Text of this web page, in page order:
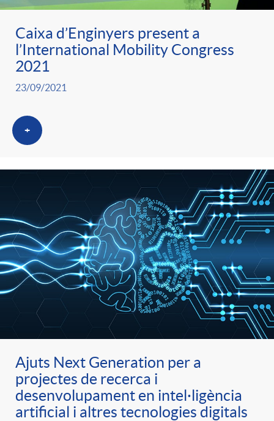
Caixa d’Enginyers present a
l’International Mobility Congress
2021
23/09/2021
+
Ajuts Next Generation per a
projectes de recerca i
desenvolupament en intel·ligència
artificial i altres tecnologies digitals